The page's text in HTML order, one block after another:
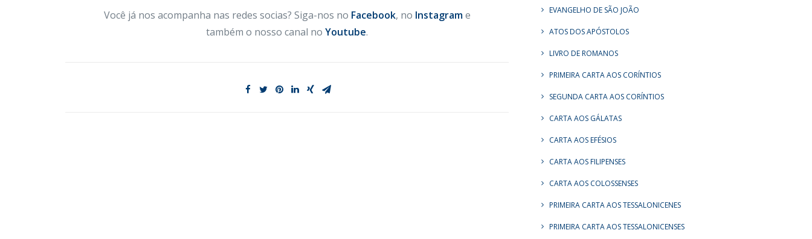
Você já nos acompanha nas redes socias? Siga-nos no Facebook, no Instagrame
também o nosso canal no Youtube.
EVANGELHO DE SÃO JOÃO
ATOS DOS APÓSTOLOS
LIVRO DE ROMANOS
PRIMEIRA CARTA AOS CORÍNTIOS
SEGUNDA CARTA AOS CORÍNTIOS
CARTA AOS GÁLATAS
CARTA AOS EFÉSIOS
CARTA AOS FILIPENSES
CARTA AOS COLOSSENSES
PRIMEIRA CARTA AOS TESSALONICENES
PRIMEIRA CARTA AOS TESSALONICENSES